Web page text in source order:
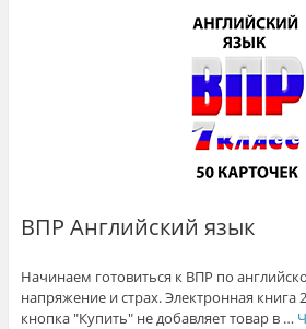
ВПР Английский язык
Начинаем готовиться к ВПР по
напряжение и страх. Электронная книга
кнопка "Купить" не добавляет товар в …